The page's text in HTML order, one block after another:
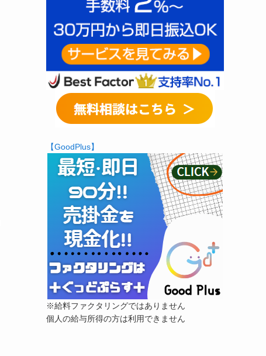
【GoodPlus】
※給料ファクタリングではありません
個人の給与所得の方は利用できません